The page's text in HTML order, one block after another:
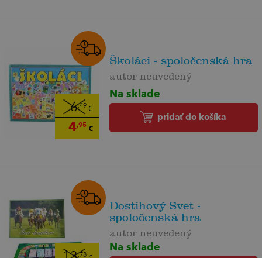
6,49 €
4,95€
Školáci - spoločenská hra
autor neuvedený
Na sklade
pridať do košíka
,78
Dostihový Svet -
spoločenská hra
autor neuvedený
Na sklade